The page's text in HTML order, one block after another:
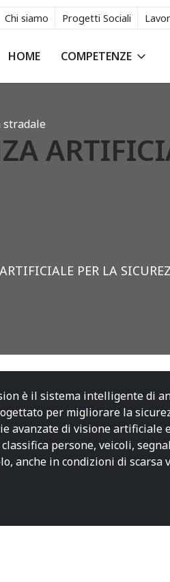
Chi siamo Progetti Sociali
HOME COMPETENZE
stradale
PER LA
è il sistema intelligente di
per migliorare la
avanzate di visione artificiale
persone, veicoli,
anche in condizioni di scarsa